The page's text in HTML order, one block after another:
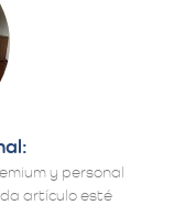
y personal
artículo esté